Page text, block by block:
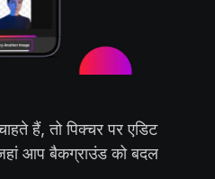
हैं, तो पिक्चर पर एडिट
आप बैकग्राउंड को बदल